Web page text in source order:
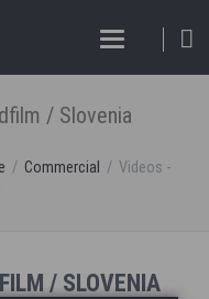
/ Slovenia
Commercial
Videos -
/ SLOVENIA